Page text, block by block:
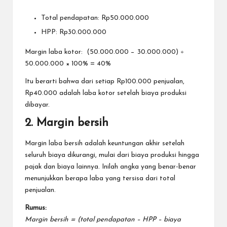
Total pendapatan: Rp50.000.000
HPP: Rp30.000.000
Margin laba kotor: (50.000.000 − 30.000.000) ÷
50.000.000 × 100% = 40%
Itu berarti bahwa dari setiap Rp100.000 penjualan,
Rp40.000 adalah laba kotor setelah biaya produksi
dibayar.
2. Margin bersih
Margin laba bersih adalah keuntungan akhir setelah
seluruh biaya dikurangi, mulai dari biaya produksi hingga
pajak dan biaya lainnya. Inilah angka yang benar-benar
menunjukkan berapa laba yang tersisa dari total
penjualan.
Rumus:
Margin bersih = (total pendapatan – HPP – biaya